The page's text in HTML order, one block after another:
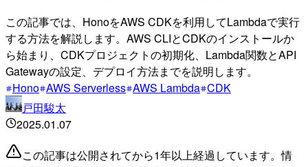
この記事では、HonoをAWS CDKを利用してLambdaで実行
する方法を解説します。AWS CLIとCDKのインストールか
ら始まり、CDKプロジェクトの初期化、Lambda関数とAPI
Gatewayの設定、デプロイ方法までを説明します。
Hono AWS Serverless AWS Lambda CDK
戸田駿太
2025.01.07
この記事は公開されてから1年以上経過しています。情